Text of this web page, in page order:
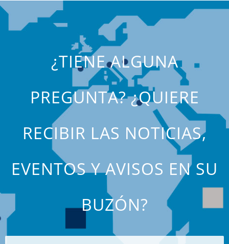
¿TIENE ALGUNA
PREGUNTA? ¿QUIERE
RECIBIR LAS NOTICIAS,
EVENTOS Y AVISOS EN SU
BUZÓN?